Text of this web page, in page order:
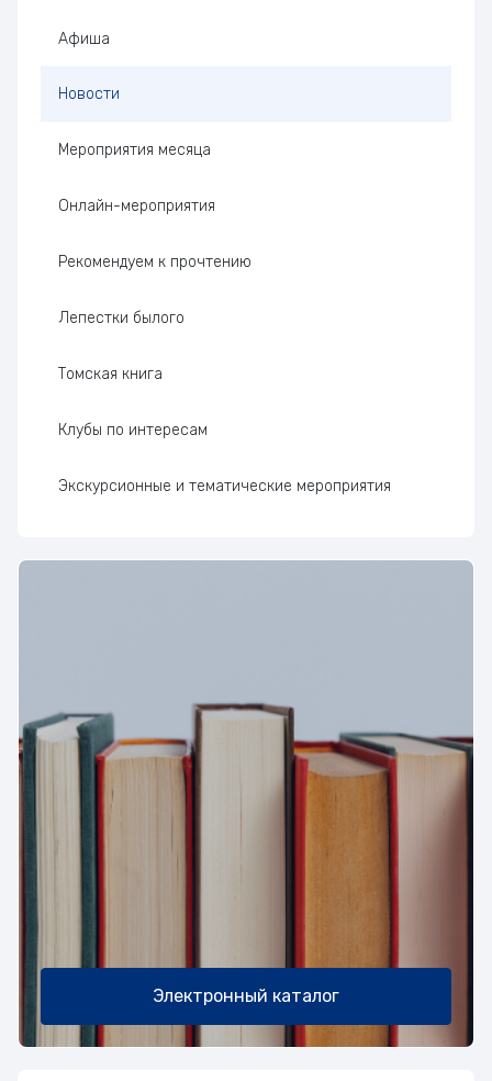
Афиша
Новости
Мероприятия месяца
Онлайн-мероприятия
Рекомендуем к прочтению
Лепестки былого
Томская книга
Клубы по интересам
Экскурсионные и тематические мероприятия
Электронный каталог